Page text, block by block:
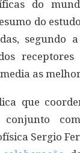
do
do
segundo
as
que
conjunto
Sergio